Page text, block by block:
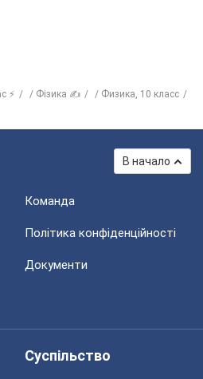
⚡ Фізика ✍
Физика, 10 класс
В начало
Команда
Політика конфіденційності
Документи
Суспільство